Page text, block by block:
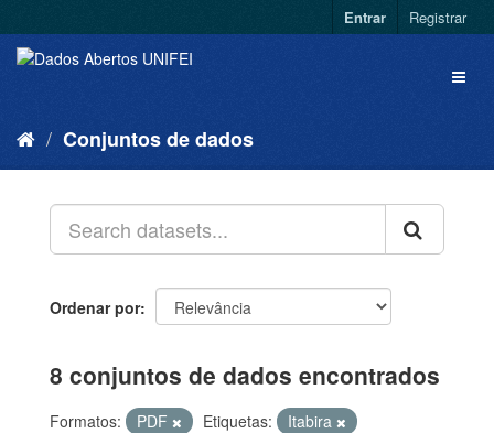
Entrar Registrar
Conjuntos de dados
Ordenar por
8 conjuntos de dados encontrados
Formatos: PDF Etiquetas:
Itabira